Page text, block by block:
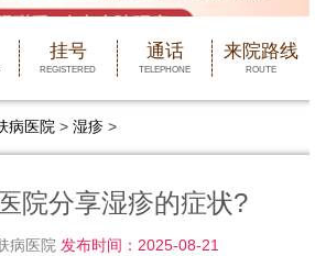
挂号
REGISTERED
通话
TELEPHONE
来院路线
ROUTE
病医院> 湿疹>
院分享湿疹的症状?
病医院 发布时间：2025-08-21